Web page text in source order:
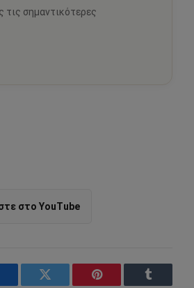
σημαντικότερες
στο YouTube
Twitter Pinterest Tumblr